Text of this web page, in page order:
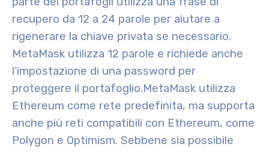
recupero da 12 a 24 parole per aiutare a
rigenerare la chiave privata se necessario.
MetaMask utilizza 12 parole e richiede anche
l’impostazione di una password per
proteggere il portafoglio.MetaMask utilizza
Ethereum come rete predefinita, ma supporta
anche più reti compatibili con Ethereum, come
Polygon e Optimism. Sebbene sia possibile